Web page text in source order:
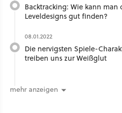
Backtracking: Wie kann man
Leveldesigns gut finden?
08.01.2022
Die nervigsten Spiele-
treiben uns zur Weißglut
mehr anzeigen